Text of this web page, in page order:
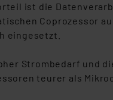
ist die
Coprozessor
eingesetzt.
Strombedarf und
teurer als